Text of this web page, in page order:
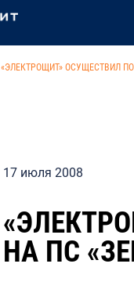
«ЭЛЕКТРОЩИТ» ОСУЩЕСТВИЛ
17 июля 2008
НА ПС